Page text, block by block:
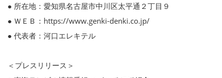
● 所在地：愛知県名古屋市中川区太平通２丁目９
● ＷＥＢ：https://www.genki-denki.co.jp/
● 代表者：河口エレキテル
＜プレスリリース＞